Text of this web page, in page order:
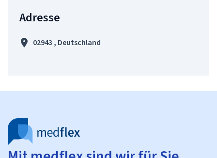
Adresse
02943 , Deutschland